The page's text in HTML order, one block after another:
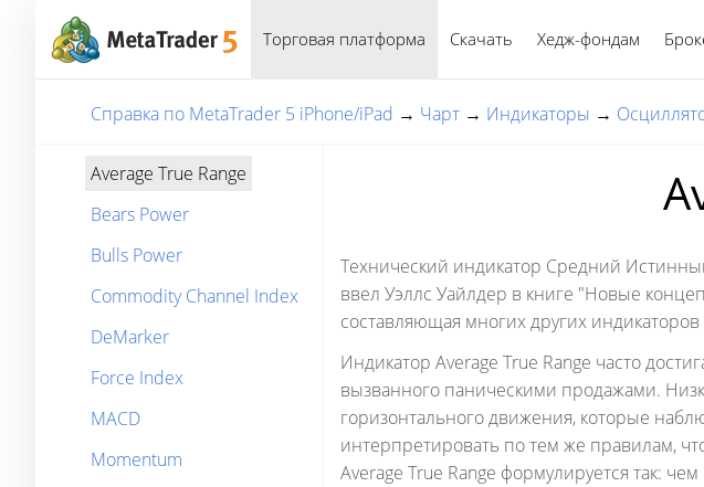
Торговая платформа Скачать Хедж-фондам
Справка по MetaTrader 5 iPhone/iPad → Чарт → Индикаторы →
Average True Range
Bears Power
Bulls Power
Commodity Channel Index
DeMarker
Force Index
MACD
Momentum
Технический индикатор Средний
ввел Уэллс Уайлдер в книге "Новые
составляющая многих других
Индикатор Average True Range часто
вызванного паническими продажами.
горизонтального движения, которые
интерпретировать по тем же правилам,
Average True Range формулируется так: